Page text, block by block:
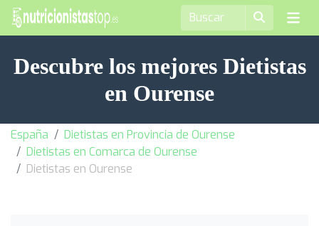
Descubre los mejores Dietistas
en Ourense
España
Dietistas en Provincia de Ourense
Dietistas en Comarca de Ourense
Dietistas en Ourense